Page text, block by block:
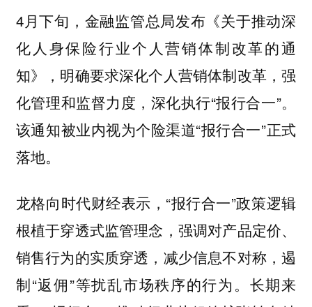
4月下旬，金融监管总局发布《关于推动深
化人身保险行业个人营销体制改革的通
知》，明确要求深化个人营销体制改革，强
化管理和监督力度，深化执行“报行合一”。
该通知被业内视为个险渠道“报行合一”正式
落地。
龙格向时代财经表示，“报行合一”政策逻辑
根植于穿透式监管理念，强调对产品定价、
销售行为的实质穿透，减少信息不对称，遏
制“返佣”等扰乱市场秩序的行为。长期来